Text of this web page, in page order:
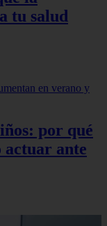
tu salud
por qué
actuar ante